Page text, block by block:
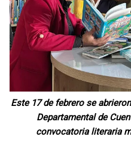
Este 17 de febrero se
Departamental de
convocatoria literaria